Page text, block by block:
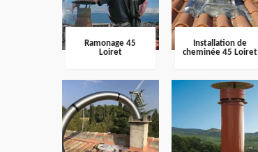
Ramonage 45
Loiret
Installation de
cheminée 45 Loiret